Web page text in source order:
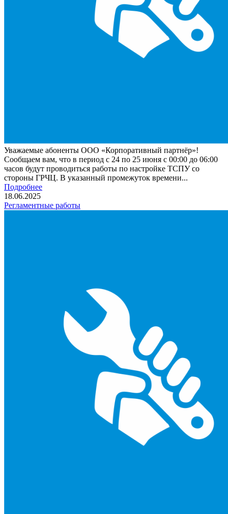
Уважаемые абоненты ООО «Корпоративный партнёр»!
Сообщаем вам, что в период с 24 по 25 июня с 00:00 до 06:00
часов будут проводиться работы по настройке ТСПУ со
стороны ГРЧЦ. В указанный промежуток времени...
Подробнее
18.06.2025
Регламентные работы